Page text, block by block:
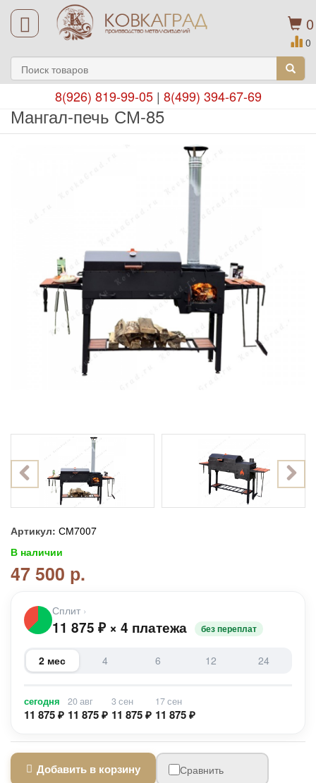
0
0
8(926) 819-99-05| 8(499) 394-67-69
Мангал-печь СМ-85
Артикул: СМ7007
В наличии
47 500 р.
Сплит ›
11 875 ₽ × 4 платежа без переплат
2 мес 4 6 12 24
сегодня
11 875 ₽
20 авг
11 875 ₽
3 сен
11 875 ₽
17 сен
11 875 ₽
Добавить в корзину Сравнить